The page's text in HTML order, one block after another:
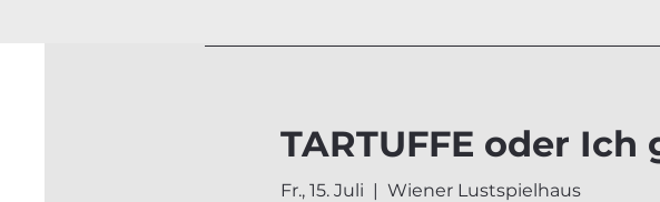
TARTUFFE oder
Fr., 15. Juli
  |
Wiener Lustspielhaus